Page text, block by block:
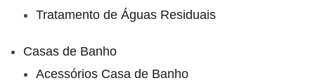
Tratamento de Águas Residuais
Casas de Banho
Acessórios Casa de Banho